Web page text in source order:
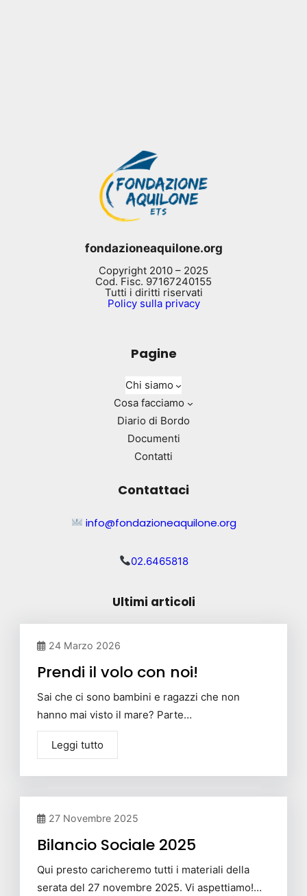
fondazioneaquilone.org
Copyright 2010 – 2025
Cod. Fisc. 97167240155
Tutti i diritti riservati
Policy sulla privacy
Pagine
Chi siamo
Cosa facciamo
Diario di Bordo
Documenti
Contatti
Contattaci
info@fondazioneaquilone.org
02.6465818
Ultimi articoli
24 Marzo 2026
Prendi il volo con noi!
Sai che ci sono bambini e ragazzi che non
hanno mai visto il mare? Parte…
Leggi tutto
27 Novembre 2025
Bilancio Sociale 2025
Qui presto caricheremo tutti i materiali della
serata del 27 novembre 2025. Vi aspettiamo!…